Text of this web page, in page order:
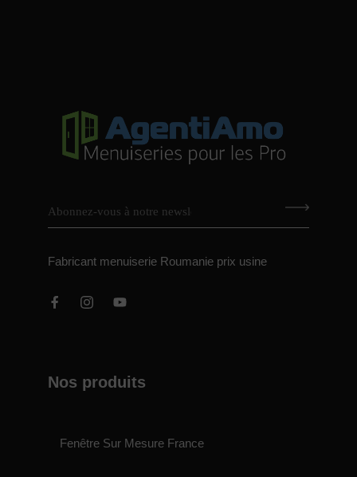
Fabricant menuiserie Roumanie prix usine
Nos produits
Fenêtre Sur Mesure France